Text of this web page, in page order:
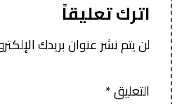
اترك تعليقاً
لن يتم نشر عنوان بريدك
التعليق*